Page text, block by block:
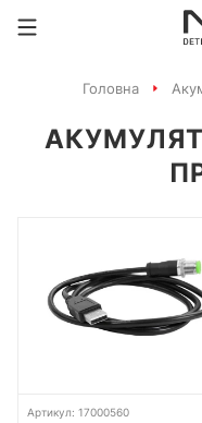
Головна
Артикул: 17000560